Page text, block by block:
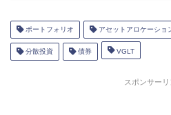
ポートフォリオ アセットアロケーショ
分散投資 債券 VGLT
スポンサーリ